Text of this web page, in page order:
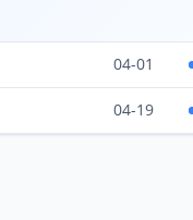
04-01
04-19